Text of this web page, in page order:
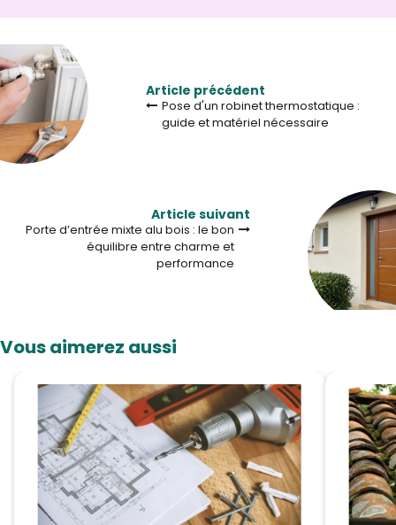
Article précédent
Pose d'un robinet thermostatique :
guide et matériel nécessaire
Article suivant
Porte d’entrée mixte alu bois : le bon
équilibre entre charme et
performance
Vous aimerez aussi